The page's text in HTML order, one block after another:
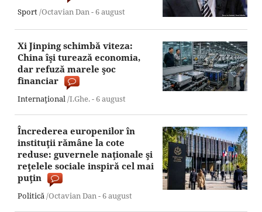
Sport /Octavian Dan -6 august
Xi Jinping schimbă viteza:
China îşi turează economia,
dar refuză marele şoc
financiar
Internaţional /I.Ghe. -6 august
Încrederea europenilor în
instituţii rămâne la cote
reduse: guvernele naţionale şi
reţelele sociale inspiră cel mai
puţin
Politică /Octavian Dan -6 august